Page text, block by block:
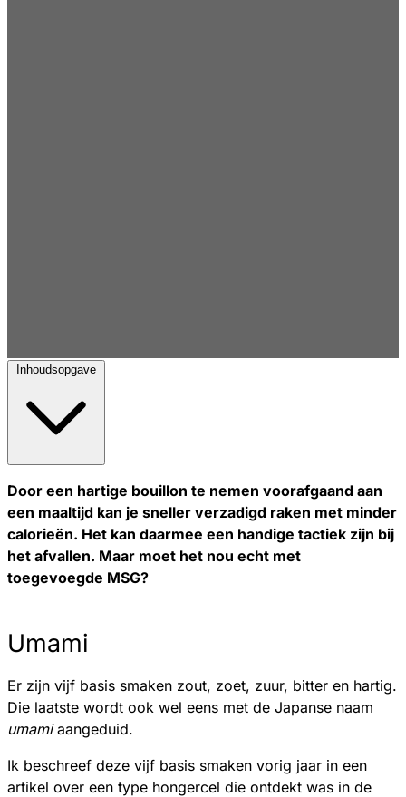
Inhoudsopgave
Door een hartige bouillon te nemen voorafgaand aan
een maaltijd kan je sneller verzadigd raken met minder
calorieën. Het kan daarmee een handige tactiek zijn bij
het afvallen. Maar moet het nou echt met
toegevoegde MSG?
Umami
Er zijn vijf basis smaken zout, zoet, zuur, bitter en hartig.
Die laatste wordt ook wel eens met de Japanse naam
umamiaangeduid.
Ik beschreef deze vijf basis smaken vorig jaar in een
artikel over een type hongercel die ontdekt was in de